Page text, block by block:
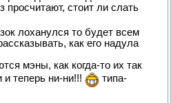
просчитают, стоит ли слать
лоханулся то будет всем
как его надула
мэны, как когда-то их так
и теперь ни-ни!!!
типа-